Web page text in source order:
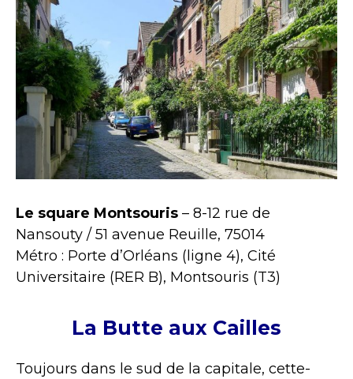
Le square Montsouris – 8-12 rue de
Nansouty / 51 avenue Reuille, 75014
Métro : Porte d’Orléans (ligne 4), Cité
Universitaire (RER B), Montsouris (T3)
La Butte aux Cailles
Toujours dans le sud de la capitale, cette-